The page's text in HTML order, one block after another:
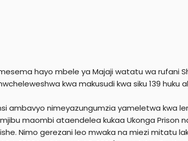
hayo mbele ya Majaji watatu wa rufani
kwa makusudi kwa siku 139
ambavyo nimeyazungumzia yameletwa kwa
maombi ataendelea kukaa Ukonga Prison
Nimo gerezani leo mwaka na miezi mitatu